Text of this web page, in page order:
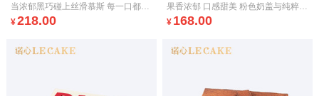
当浓郁黑巧碰上丝滑慕斯 每一口都藏着甜蜜小<巧>心
¥218.00
果香浓郁 口感甜美 粉色奶盖与纯粹白巧慕斯黏连 口感出奇顺滑、轻盈
¥ 168.00